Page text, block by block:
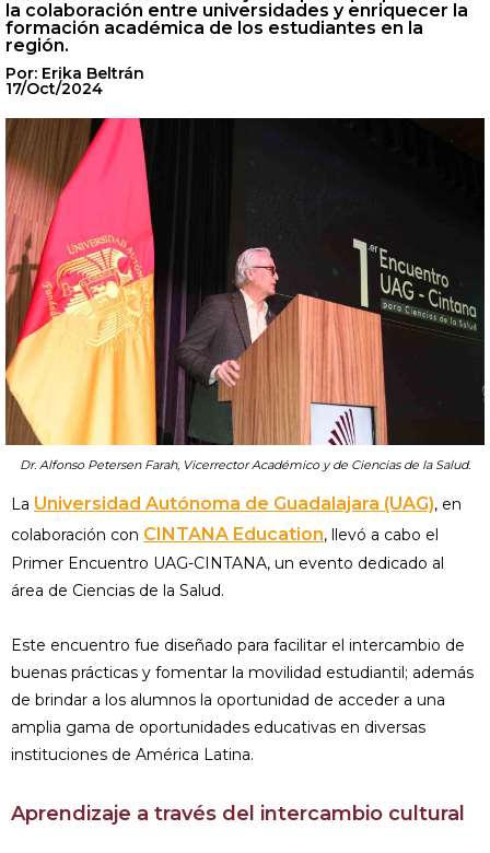
la colaboración entre universidades y enriquecer la
formación académica de los estudiantes en la
región.
Por: Erika Beltrán
17/Oct/2024
Dr. Alfonso Petersen Farah, Vicerrector Académico y de Ciencias de la Salud.
La Universidad Autónoma de Guadalajara (UAG), en
colaboración con CINTANA Education, llevó a cabo el
Primer Encuentro UAG-CINTANA, un evento dedicado al
área de Ciencias de la Salud.
Este encuentro fue diseñado para facilitar el intercambio de
buenas prácticas y fomentar la movilidad estudiantil; además
de brindar a los alumnos la oportunidad de acceder a una
amplia gama de oportunidades educativas en diversas
instituciones de América Latina.
Aprendizaje a través del intercambio cultural